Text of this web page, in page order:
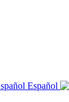
Español